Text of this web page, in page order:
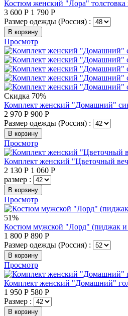
Костюм женский "Лора"
3 600 Р 1 790 Р
Размер одежды (Россия) :
В корзину
Просмотр
Скидка 70%
Комплект женский "Домашний"
2 970 Р 900 Р
Размер одежды (Россия) :
В корзину
Просмотр
Комплект женский "Цветочный
2 130 Р 1 060 Р
размер :
В корзину
Просмотр
51%
Костюм мужской "Лорд" (пиджак
1 800 Р 890 Р
Размер одежды (Россия) :
В корзину
Просмотр
Комплект женский "Домашний"
1 950 Р 580 Р
Размер :
В корзину